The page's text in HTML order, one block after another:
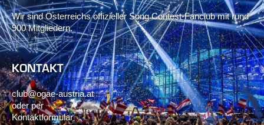
Wir sind Österreichs offizieller Song Contest-Fanclub mit rund
900 Mitgliedern.
KONTAKT
club@ogae-austria.at
oder per
Kontaktformular